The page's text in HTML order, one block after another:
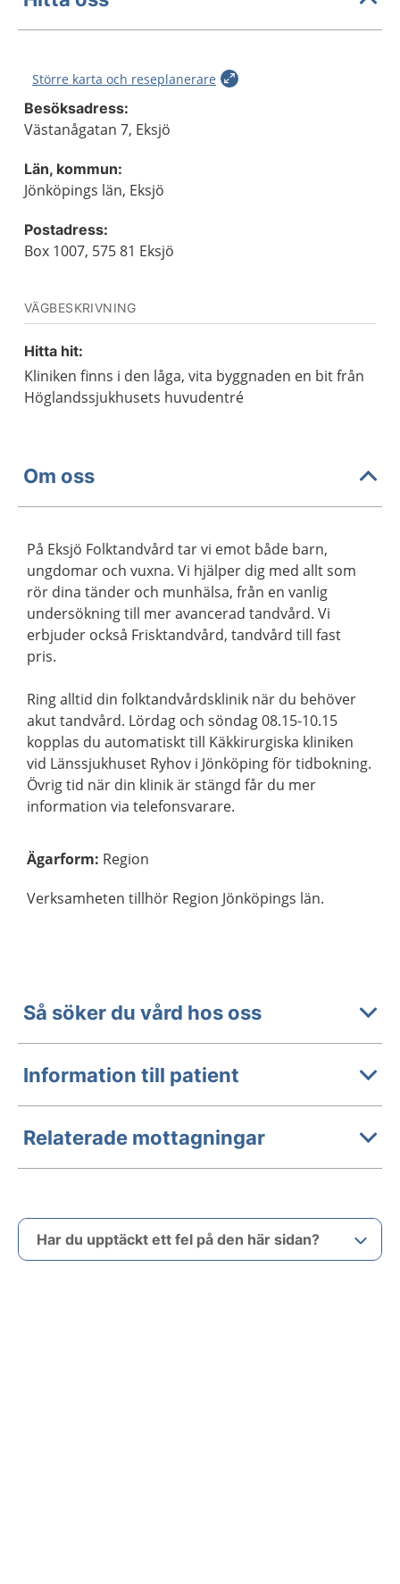
Större karta och reseplanerare
Besöksadress:
Västanågatan 7, Eksjö
Län, kommun:
Jönköpings län, Eksjö
Postadress:
Box 1007, 575 81 Eksjö
VÄGBESKRIVNING
Hitta hit:
Kliniken finns i den låga, vita byggnaden en bit från
Höglandssjukhusets huvudentré
Om oss
På Eksjö Folktandvård tar vi emot både barn,
ungdomar och vuxna. Vi hjälper dig med allt som
rör dina tänder och munhälsa, från en vanlig
undersökning till mer avancerad tandvård. Vi
erbjuder också Frisktandvård, tandvård till fast
pris.
Ring alltid din folktandvårdsklinik när du behöver
akut tandvård. Lördag och söndag 08.15-10.15
kopplas du automatiskt till Käkkirurgiska kliniken
vid Länssjukhuset Ryhov i Jönköping för tidbokning.
Övrig tid när din klinik är stängd får du mer
information via telefonsvarare.
Ägarform: Region
Verksamheten tillhör Region Jönköpings län.
Så söker du vård hos oss
Information till patient
Relaterade mottagningar
Har du upptäckt ett fel på den här sidan?